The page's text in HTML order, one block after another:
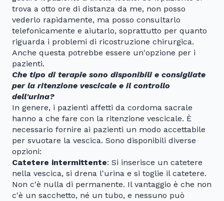
trova a otto ore di distanza da me, non posso
vederlo rapidamente, ma posso consultarlo
telefonicamente e aiutarlo, soprattutto per quanto
riguarda i problemi di ricostruzione chirurgica.
Anche questa potrebbe essere un'opzione per i
pazienti.
Che tipo di terapie sono disponibili e consigliate
per la ritenzione vescicale e il controllo
dell'urina?
In genere, i pazienti affetti da cordoma sacrale
hanno a che fare con la ritenzione vescicale. È
necessario fornire ai pazienti un modo accettabile
per svuotare la vescica. Sono disponibili diverse
opzioni:
Catetere intermittente: Si inserisce un catetere
nella vescica, si drena l'urina e si toglie il catetere.
Non c'è nulla di permanente. Il vantaggio è che non
c'è un sacchetto, né un tubo, e nessuno può